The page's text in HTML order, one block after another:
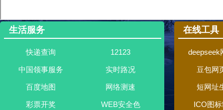
生活服务
快递查询 12123
中国领事服务 实时路况
百度地图 网络测速
彩票开奖 WEB安全色
在线工具
deepseek
豆包网
短网址
ICO图